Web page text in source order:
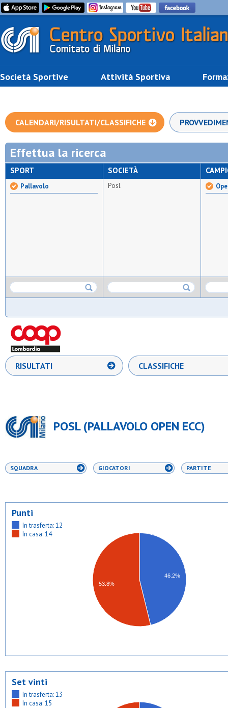
Società Sportive Attività Sportiva
CALENDARI/RISULTATI/CLASSIFICHE
Effettua la ricerca
SPORT
Pallavolo
SOCIETÀ
Posl
RISULTATI CLASSIFICHE
POSL (PALLAVOLO OPEN ECC)
SQUADRA GIOCATORI PARTITE
46.2%
53.8%
Punti
In trasferta: 12
In casa: 14
Set vinti
In trasferta: 13
In casa: 15